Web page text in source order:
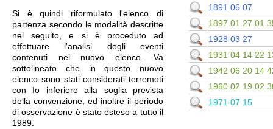
Si è quindi riformulato l'elenco di
partenza secondo le modalità descritte
nel seguito, e si è proceduto ad
effettuare l'analisi degli eventi
contenuti nel nuovo elenco. Va
sottolineato che in questo nuovo
elenco sono stati considerati terremoti
con Io inferiore alla soglia prevista
della convenzione, ed inoltre il periodo
di osservazione è stato esteso a tutto il
1989.
1891 06 07
1897 01 27 01
1928 03 27
1931 04 14 22
1942 06 20 14
1960 02 19 02
1971 07 15